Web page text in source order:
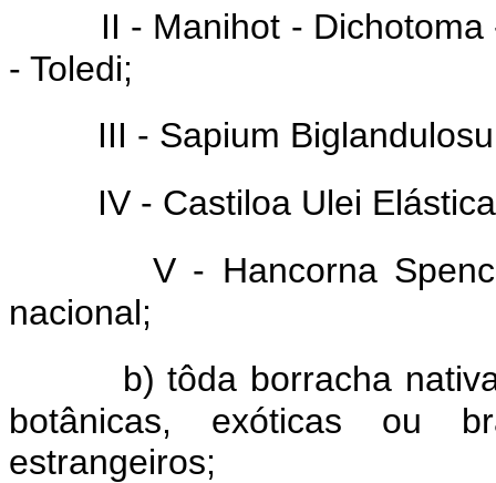
II - Manihot -
- Toledi;
III - Sapium
IV - Castiloa Ulei
V - Hancorna
nacional;
b) tôda borracha
botânicas, exóticas ou
estrangeiros;